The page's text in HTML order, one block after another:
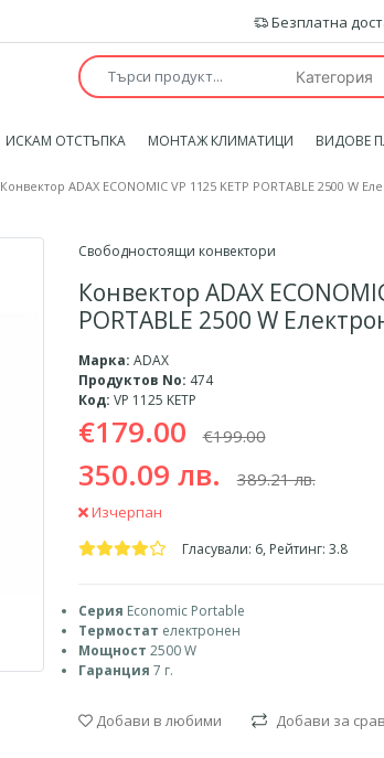
Безплатна
ИСКАМ ОТСТЪПКА МОНТАЖ КЛИМАТИЦИ ВИДОВЕ
Конвектор ADAX ECONOMIC VP 1125 KETP PORTABLE 2500 W
Свободностоящи конвектори
Конвектор ADAX
PORTABLE 2500 W
Марка: ADAX
Продуктов No: 474
Код: VP 1125 KETP
€179.00 €199.00
350.09 лв. 389.21 лв.
Изчерпан
Гласували: 6, Рейтинг: 3.8
Серия Economic Portable
Термостат електронен
Мощност 2500 W
Гаранция 7 г.
Добави в любими Добави за